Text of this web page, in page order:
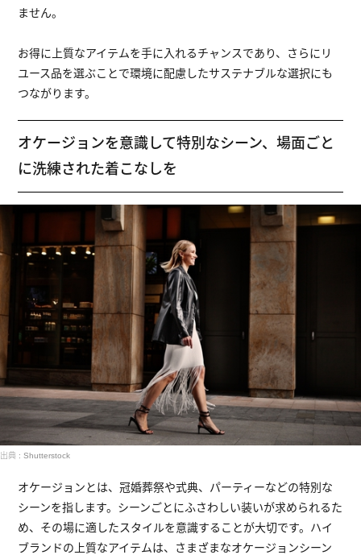
ません。
お得に上質なアイテムを手に入れるチャンスであり、さらにリ
ユース品を選ぶことで環境に配慮したサステナブルな選択にも
つながります。
オケージョンを意識して特別なシーン、場面ごと
に洗練された着こなしを
出典 : Shutterstock
オケージョンとは、冠婚葬祭や式典、パーティーなどの特別な
シーンを指します。シーンごとにふさわしい装いが求められるた
め、その場に適したスタイルを意識することが大切です。ハイ
ブランドの上質なアイテムは、さまざまなオケージョンシーン